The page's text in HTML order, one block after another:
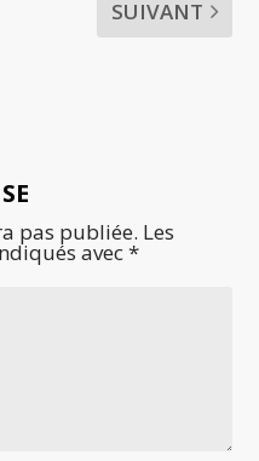
SUIVANT
pas publiée. Les
avec*